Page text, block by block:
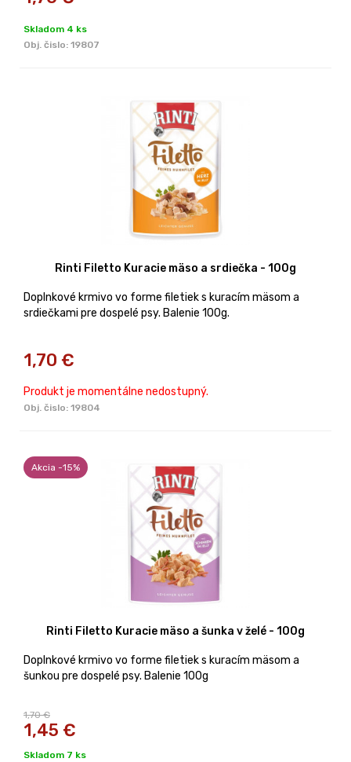
Skladom 4 ks
Obj. čislo: 19807
Rinti Filetto Kuracie mäso a srdiečka - 100g
Doplnkové krmivo vo forme filetiek s kuracím mäsom a
srdiečkami pre dospelé psy. Balenie 100g.
1,70 €
Produkt je momentálne nedostupný.
Obj. čislo: 19804
Akcia -15%
Rinti Filetto Kuracie mäso a šunka v želé - 100g
Doplnkové krmivo vo forme filetiek s kuracím mäsom a
šunkou pre dospelé psy. Balenie 100g
1,70 €
1,45 €
Skladom 7 ks